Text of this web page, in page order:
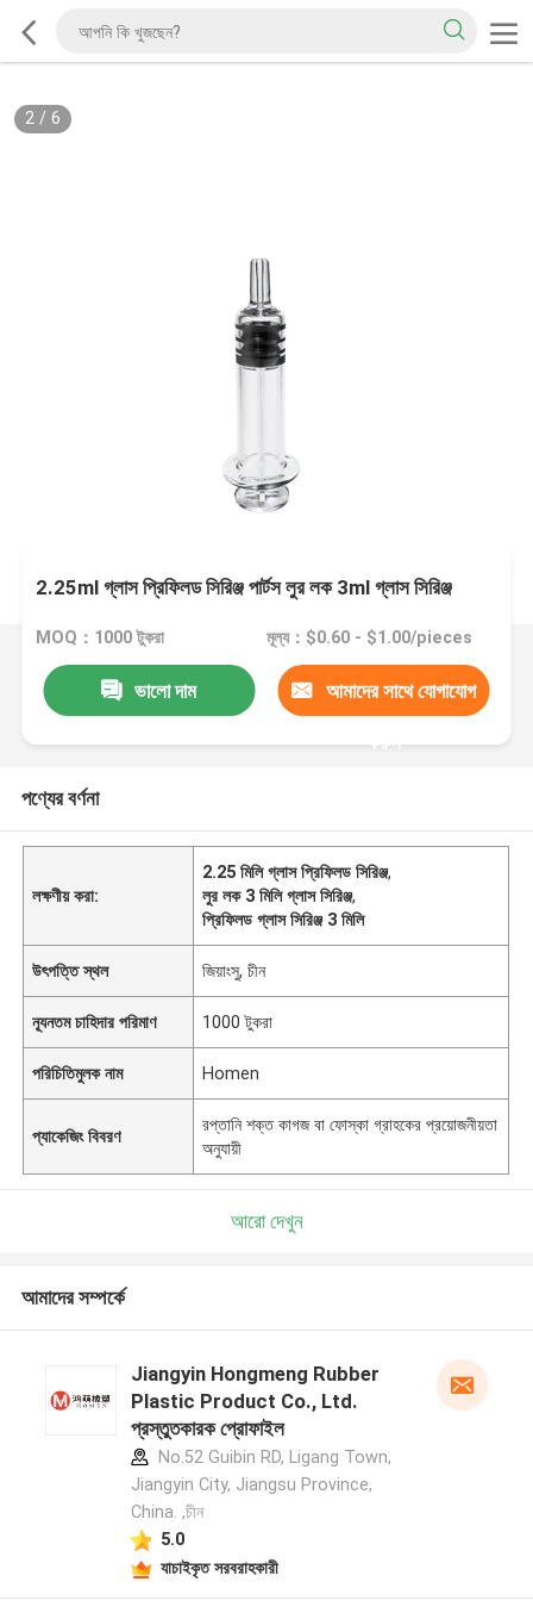
2/ 6
2.25ml গ্লাস প্রিফিলড সিরিঞ্জ পার্টস লুর লক 3ml গ্লাস সিরিঞ্জ
MOQ：1000 টুকরা মূল্য：$0.60 - $1.00/pieces
ভালো দাম আমাদের সাথে যোগাযোগ
করুন
পণ্যের বর্ণনা
লক্ষণীয় করা:
2.25 মিলি গ্লাস প্রিফিলড সিরিঞ্জ,
লুর লক 3 মিলি গ্লাস সিরিঞ্জ,
প্রিফিলড গ্লাস সিরিঞ্জ 3 মিলি
উৎপত্তি স্থল জিয়াংসু, চীন
ন্যূনতম চাহিদার পরিমাণ 1000 টুকরা
পরিচিতিমুলক নাম Homen
প্যাকেজিং বিবরণ
রপ্তানি শক্ত কাগজ বা ফোস্কা গ্রাহকের প্রয়োজনীয়তা
অনুযায়ী
আরো দেখুন
আমাদের সম্পর্কে
Jiangyin Hongmeng Rubber
Plastic Product Co., Ltd.
প্রস্তুতকারক প্রোফাইল
No.52 Guibin RD, Ligang Town,
Jiangyin City, Jiangsu Province,
China. ,চীন
5.0
যাচাইকৃত সরবরাহকারী